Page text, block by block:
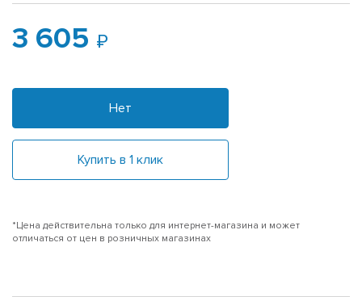
3 605
Нет
Купить в 1 клик
*Цена действительна только для интернет-магазина и может
отличаться от цен в розничных магазинах